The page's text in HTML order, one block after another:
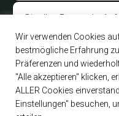
Wir verwenden Cookies
bestmögliche Erfahrung
Präferenzen und
"Alle akzeptieren" klicken,
ALLER Cookies
Einstellungen" besuchen,